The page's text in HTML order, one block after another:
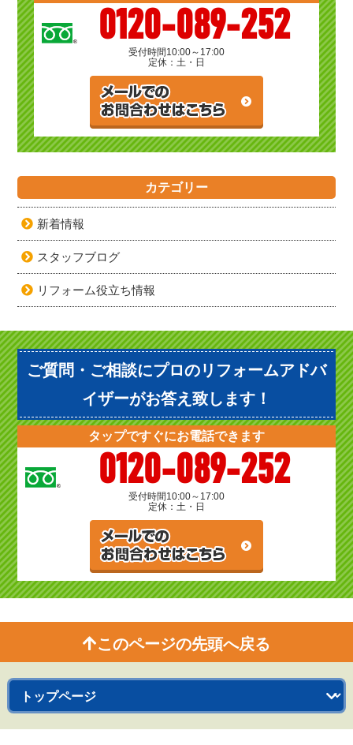
0120-089-252
受付時間 10:00～17:00
定休：土・日
カテゴリー
新着情報
スタッフブログ
リフォーム役立ち情報
ご質問・ご相談にプロのリフォームアドバ
イザーがお答え致します！
タップですぐにお電話できます
0120-089-252
受付時間10:00～17:00
定休：土・日
このページの先頭へ戻る